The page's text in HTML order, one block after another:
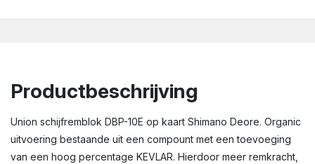
Productbeschrijving
Union schijfremblok DBP-10E op kaart Shimano Deore. Organic
uitvoering bestaande uit een compount met een toevoeging
van een hoog percentage KEVLAR. Hierdoor meer remkracht,